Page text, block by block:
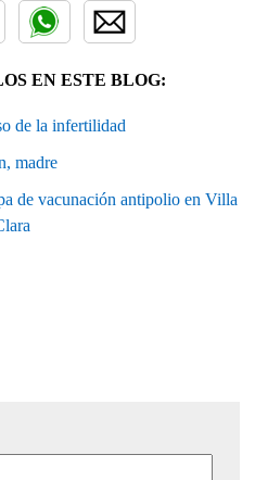
EN ESTE BLOG:
de la infertilidad
madre
de vacunación antipolio en Villa